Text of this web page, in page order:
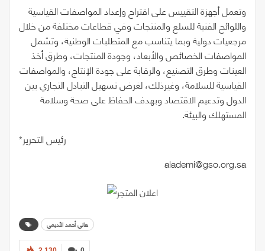
وتعمل أجهزة التقييس على اقتراح وإعداد المواصفات القياسية
واللوائح الفنية للسلع والمنتجات وفي قطاعات مختلفة من خلال
مرجعيات دولية وبما يتناسب مع المتطلبات الوطنية، وتشمل
المواصفات الخصائص والأبعاد، وجودة المنتجات، وطرق أخذ
العينات وطرق التصنيع، والرقابة على جودة الإنتاج، والمواصفات
القياسية للسلامة، وغيرذلك، لغرض تسهيل التبادل التجاري بين
الدول وتدعيم الاقتصاد وبهدف الحفاظ على صحة وسلامة
المستهلك والبيئة.
*رئيس‭ ‬التحرير
alademi@gso.org.sa
هاني أحمد الأديمي